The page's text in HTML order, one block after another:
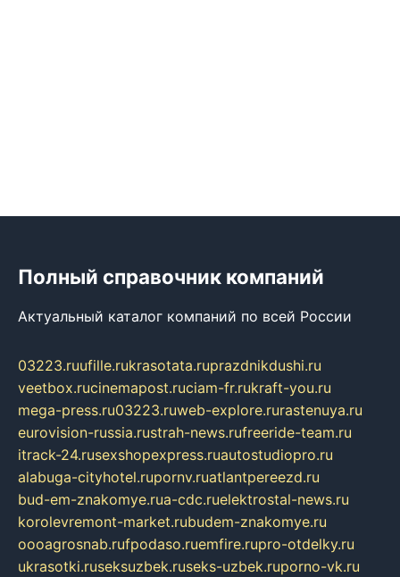
Полный справочник компаний
Актуальный каталог компаний по всей России
03223.ruufille.rukrasotata.ruprazdnikdushi.ru
veetbox.rucinemapost.ruciam-fr.rukraft-you.ru
mega-press.ru03223.ruweb-explore.rurastenuya.ru
eurovision-russia.rustrah-news.rufreeride-team.ru
itrack-24.rusexshopexpress.ruautostudiopro.ru
alabuga-cityhotel.rupornv.ruatlantpereezd.ru
bud-em-znakomye.rua-cdc.ruelektrostal-news.ru
korolevremont-market.rubudem-znakomye.ru
oooagrosnab.rufpodaso.ruemfire.rupro-otdelky.ru
ukrasotki.ruseksuzbek.ruseks-uzbek.ruporno-vk.ru